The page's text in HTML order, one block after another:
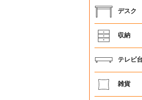
デスク
収納
テレビ台
雑貨